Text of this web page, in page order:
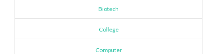
Biotech
College
Computer